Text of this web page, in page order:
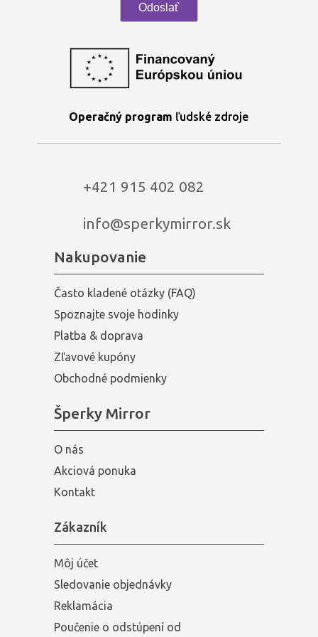
Operačný program ľudské zdroje
+421 915 402 082
info@sperkymirror.sk
Nakupovanie
Často kladené otázky (FAQ)
Spoznajte svoje hodinky
Platba & doprava
Zľavové kupóny
Obchodné podmienky
Šperky Mirror
O nás
Akciová ponuka
Kontakt
Zákazník
Môj účet
Sledovanie objednávky
Reklamácia
Poučenie o odstúpení od